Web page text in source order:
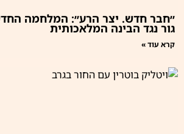
״חבר חדש. יצר הרע״: המלחמה
גור נגד הבינה המלאכותית
קרא עוד »